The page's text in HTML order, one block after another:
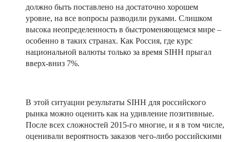
должно быть поставлено на достаточно хорошем
уровне, на все вопросы разводили руками. Слишком
высока неопределенность в быстроменяющемся мире –
особенно в таких странах. Как Россия, где курс
национальной валюты только за время SIHH прыгал
вверх-вниз 7%.
В этой ситуации результаты SIHH для российского
рынка можно оценить как на удивление позитивные.
После всех сложностей 2015-го многие, и я в том числе,
оценивали вероятность заказов чего-либо российскими